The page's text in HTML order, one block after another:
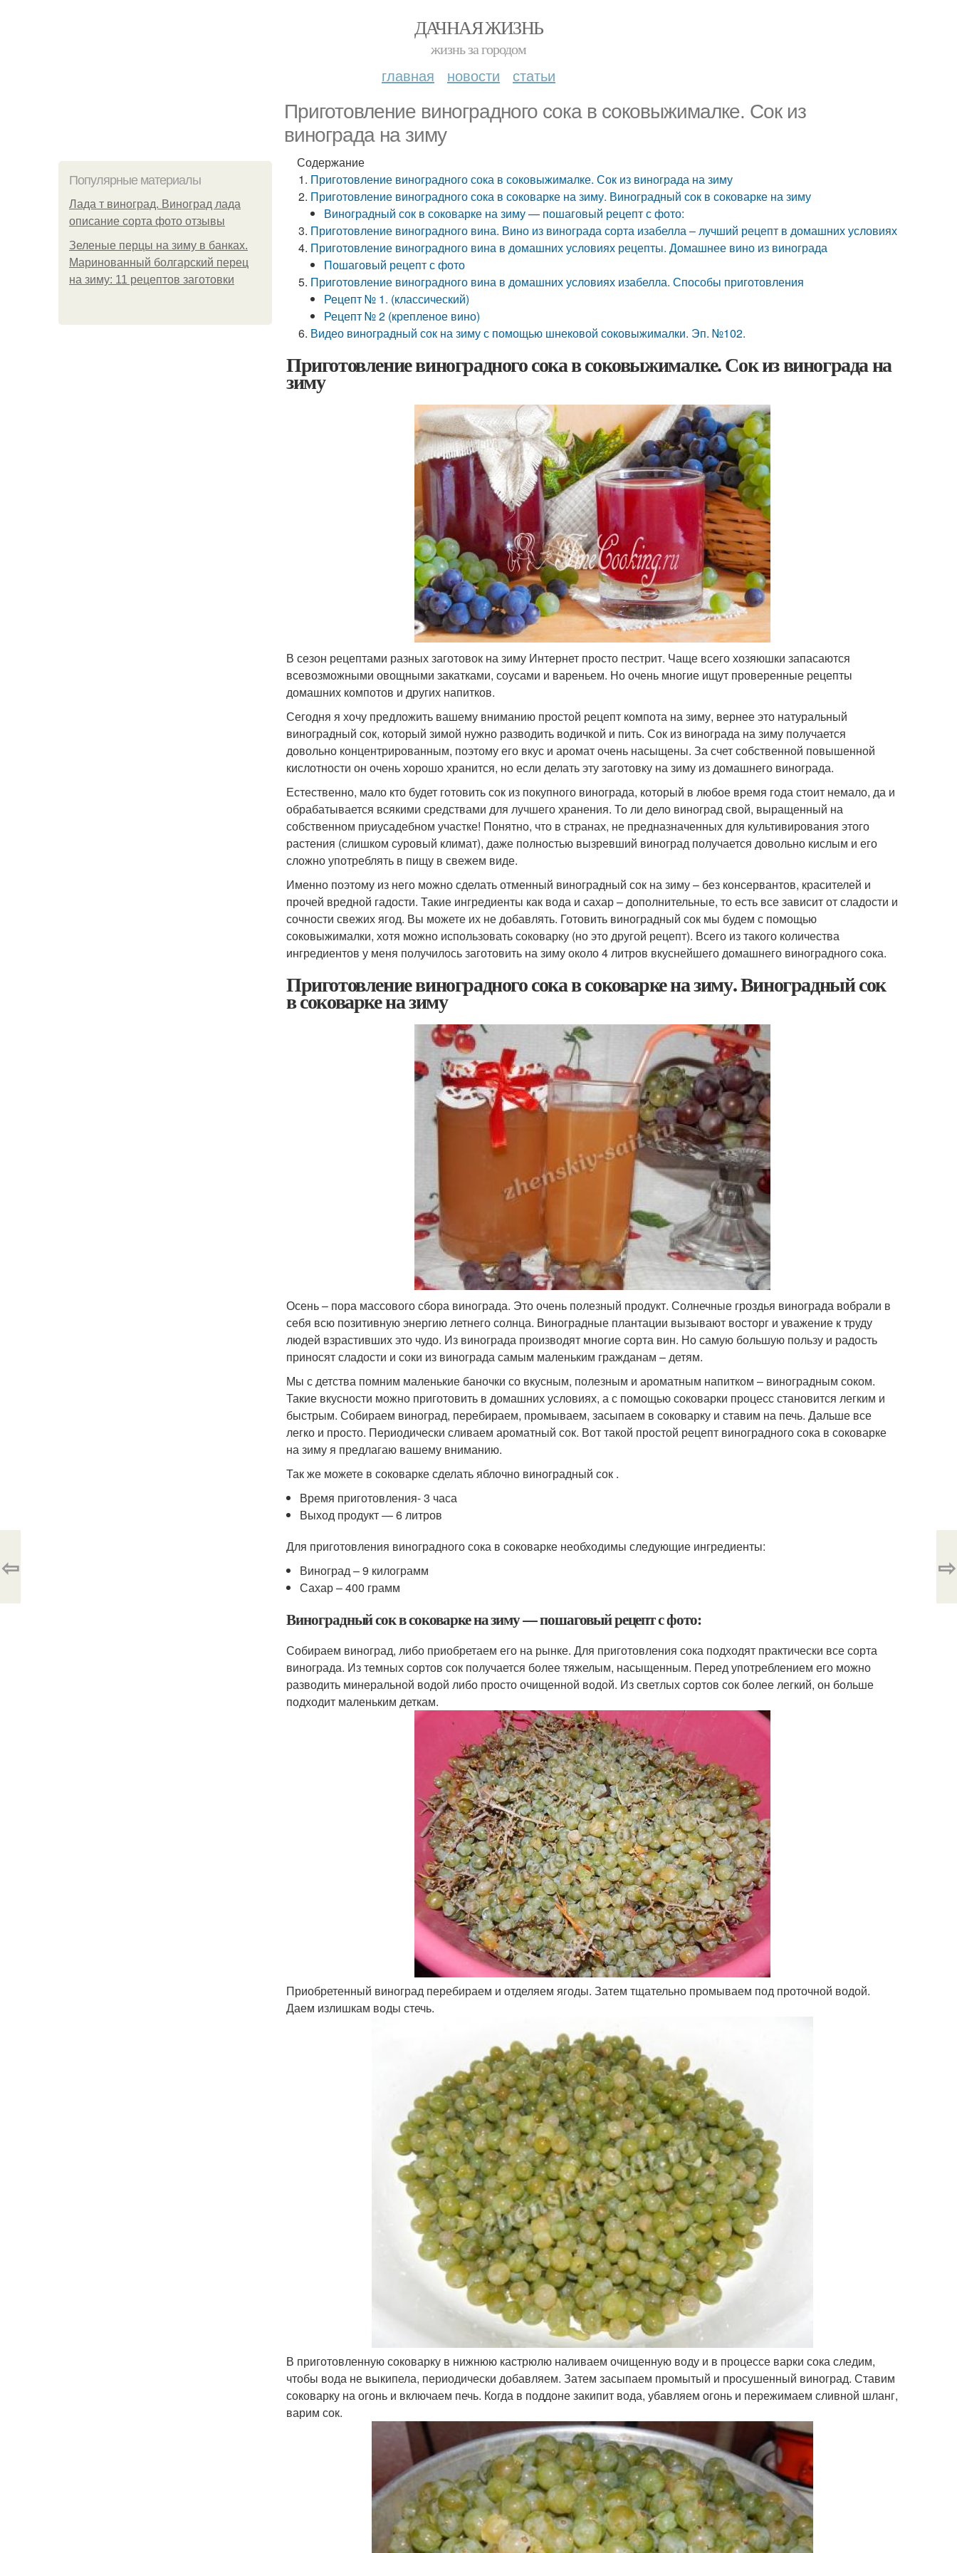
ДАЧНАЯ ЖИЗНЬ
жизнь за городом
главная новости статьи
Приготовление виноградного сока в соковыжималке. Сок из
винограда на зиму
Популярные материалы
Лада т виноград. Виноград лада
описание сорта фото отзывы
Зеленые перцы на зиму в банках.
Маринованный болгарский перец
на зиму: 11 рецептов заготовки
Содержание
Приготовление виноградного сока в соковыжималке. Сок из винограда на зиму
Приготовление виноградного сока в соковарке на зиму. Виноградный сок в соковарке на зиму
Виноградный сок в соковарке на зиму — пошаговый рецепт с фото:
Приготовление виноградного вина. Вино из винограда сорта изабелла – лучший рецепт в домашних условиях
Приготовление виноградного вина в домашних условиях рецепты. Домашнее вино из винограда
Пошаговый рецепт с фото
Приготовление виноградного вина в домашних условиях изабелла. Способы приготовления
Рецепт № 1. (классический)
Рецепт № 2 (крепленое вино)
Видео виноградный сок на зиму с помощью шнековой соковыжималки. Эп. №102.
Приготовление виноградного сока в соковыжималке. Сок из винограда на
зиму
В сезон рецептами разных заготовок на зиму Интернет просто пестрит. Чаще всего хозяюшки запасаются
всевозможными овощными закатками, соусами и вареньем. Но очень многие ищут проверенные рецепты
домашних компотов и других напитков.
Сегодня я хочу предложить вашему вниманию простой рецепт компота на зиму, вернее это натуральный
виноградный сок, который зимой нужно разводить водичкой и пить. Сок из винограда на зиму получается
довольно концентрированным, поэтому его вкус и аромат очень насыщены. За счет собственной повышенной
кислотности он очень хорошо хранится, но если делать эту заготовку на зиму из домашнего винограда.
Естественно, мало кто будет готовить сок из покупного винограда, который в любое время года стоит немало, да и
обрабатывается всякими средствами для лучшего хранения. То ли дело виноград свой, выращенный на
собственном приусадебном участке! Понятно, что в странах, не предназначенных для культивирования этого
растения (слишком суровый климат), даже полностью вызревший виноград получается довольно кислым и его
сложно употреблять в пищу в свежем виде.
Именно поэтому из него можно сделать отменный виноградный сок на зиму – без консервантов, красителей и
прочей вредной гадости. Такие ингредиенты как вода и сахар – дополнительные, то есть все зависит от сладости и
сочности свежих ягод. Вы можете их не добавлять. Готовить виноградный сок мы будем с помощью
соковыжималки, хотя можно использовать соковарку (но это другой рецепт). Всего из такого количества
ингредиентов у меня получилось заготовить на зиму около 4 литров вкуснейшего домашнего виноградного сока.
Приготовление виноградного сока в соковарке на зиму. Виноградный сок
в соковарке на зиму
Осень – пора массового сбора винограда. Это очень полезный продукт. Солнечные гроздья винограда вобрали в
себя всю позитивную энергию летнего солнца. Виноградные плантации вызывают восторг и уважение к труду
людей взрастивших это чудо. Из винограда производят многие сорта вин. Но самую большую пользу и радость
приносят сладости и соки из винограда самым маленьким гражданам – детям.
Мы с детства помним маленькие баночки со вкусным, полезным и ароматным напитком – виноградным соком.
Такие вкусности можно приготовить в домашних условиях, а с помощью соковарки процесс становится легким и
быстрым. Собираем виноград, перебираем, промываем, засыпаем в соковарку и ставим на печь. Дальше все
легко и просто. Периодически сливаем ароматный сок. Вот такой простой рецепт виноградного сока в соковарке
на зиму я предлагаю вашему вниманию.
Так же можете в соковарке сделать яблочно виноградный сок .
Время приготовления- 3 часа
Выход продукт — 6 литров
Для приготовления виноградного сока в соковарке необходимы следующие ингредиенты:
Виноград – 9 килограмм
Сахар – 400 грамм
Виноградный сок в соковарке на зиму — пошаговый рецепт с фото:
Собираем виноград, либо приобретаем его на рынке. Для приготовления сока подходят практически все сорта
винограда. Из темных сортов сок получается более тяжелым, насыщенным. Перед употреблением его можно
разводить минеральной водой либо просто очищенной водой. Из светлых сортов сок более легкий, он больше
подходит маленьким деткам.
Приобретенный виноград перебираем и отделяем ягоды. Затем тщательно промываем под проточной водой.
Даем излишкам воды стечь.
В приготовленную соковарку в нижнюю кастрюлю наливаем очищенную воду и в процессе варки сока следим,
чтобы вода не выкипела, периодически добавляем. Затем засыпаем промытый и просушенный виноград. Ставим
соковарку на огонь и включаем печь. Когда в поддоне закипит вода, убавляем огонь и пережимаем сливной шланг,
варим сок.
⇦ ⇨